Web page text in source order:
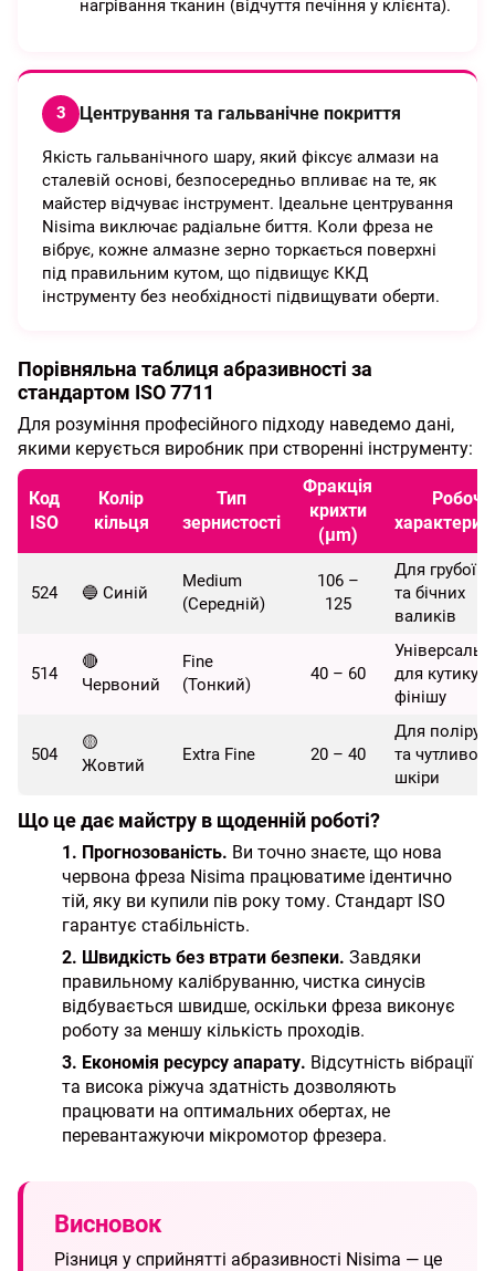
нагрівання тканин (відчуття печіння у клієнта).
3 Центрування та гальванічне покриття
Якість гальванічного шару, який фіксує алмази на
сталевій основі, безпосередньо впливає на те, як
майстер відчуває інструмент. Ідеальне центрування
Nisima виключає радіальне биття. Коли фреза не
вібрує, кожне алмазне зерно торкається поверхні
під правильним кутом, що підвищує ККД
інструменту без необхідності підвищувати оберти.
Порівняльна таблиця абразивності за
стандартом ISO 7711
Для розуміння професійного підходу наведемо дані,
якими керується виробник при створенні інструменту:
Код
ISO
Колір
кільця
Тип
зернистості
Фракція
крихти
(μm)
Робоча
524 🔵 Синій
Medium
(Середній)
106 –
125
Для грубої
та бічних
валиків
514
🔴
Червоний
Fine
(Тонкий)
40 – 60
для
фінішу
504
🟡
Жовтий
Extra Fine 20 – 40
Для
та чутливої
шкіри
Що це дає майстру в щоденній роботі?
1. Прогнозованість. Ви точно знаєте, що нова
червона фреза Nisima працюватиме ідентично
тій, яку ви купили пів року тому. Стандарт ISO
гарантує стабільність.
2. Швидкість без втрати безпеки. Завдяки
правильному калібруванню, чистка синусів
відбувається швидше, оскільки фреза виконує
роботу за меншу кількість проходів.
3. Економія ресурсу апарату. Відсутність вібрації
та висока ріжуча здатність дозволяють
працювати на оптимальних обертах, не
перевантажуючи мікромотор фрезера.
Висновок
Різниця у сприйнятті абразивності Nisima — це